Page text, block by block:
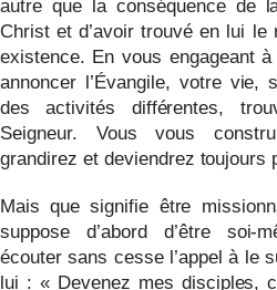
autre que la conséquence de
Christ et d’avoir trouvé en lui
existence. En vous engageant
annoncer l’Évangile, votre vie,
des activités différentes,
Seigneur. Vous vous
grandirez et deviendrez toujours
Mais que signifie être
suppose d’abord d’être soi-
écouter sans cesse l’appel à le
lui : « Devenez mes disciples,